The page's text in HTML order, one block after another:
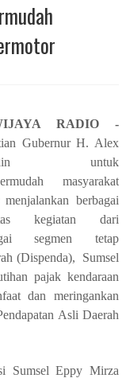
RADIO -
Gubernur H. Alex
untuk
masyarakat
menjalankan berbagai
kegiatan dari
segmen tetap
(Dispenda), Sumsel
pajak kendaraan
dan meringankan
Asli Daerah
Sumsel Eppy Mirza